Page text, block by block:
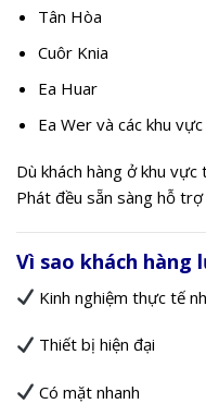
Tân Hòa
Cuôr Knia
Ea Huar
Ea Wer và các khu vực
Dù khách hàng ở khu
Phát đều sẵn sàng hỗ trợ
Vì sao khách hàng
Kinh nghiệm thực tế
Thiết bị hiện đại
Có mặt nhanh